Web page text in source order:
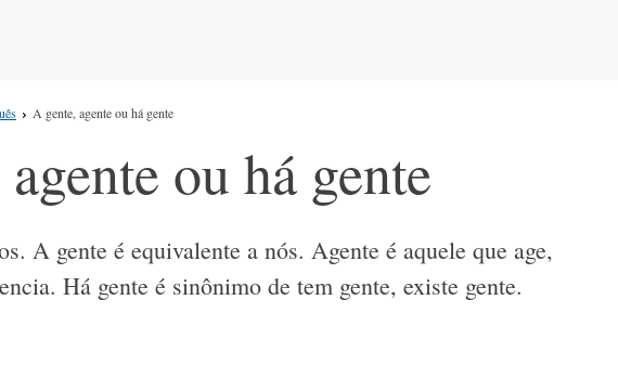
A gente, agente ou há gente
ou há gente
A gente é equivalente a nós. Agente é aquele que age,
Há gente é sinônimo de tem gente, existe gente.